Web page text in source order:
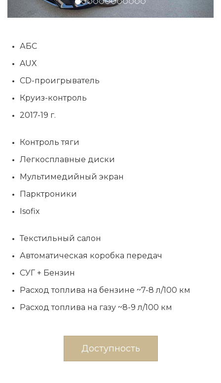
АБС
AUX
CD-проигрыватель
Круиз-контроль
2017-19 г.
Контроль тяги
Легкосплавные диски
Мультимедийный экран
Парктроники
Isofix
Текстильный салон
Автоматическая коробка передач
СУГ + Бензин
Расход топлива на бензине ~7-8 л/100 км
Расход топлива на газу ~8-9 л/100 км
Доступность